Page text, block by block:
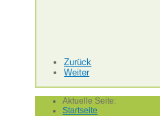
Zurück
Weiter
Aktuelle Seite:
Startseite